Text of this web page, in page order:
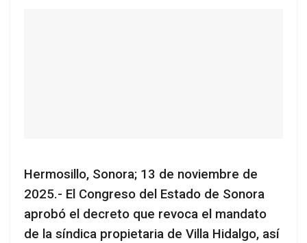
Hermosillo, Sonora; 13 de noviembre de
2025.- El Congreso del Estado de Sonora
aprobó el decreto que revoca el mandato
de la síndica propietaria de Villa Hidalgo, así